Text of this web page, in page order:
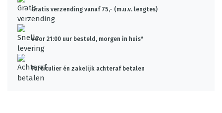
Gratis verzending vanaf 75,- (m.u.v. lengtes)
Voor 21:00 uur besteld, morgen in huis*
Particulier én zakelijk achteraf betalen